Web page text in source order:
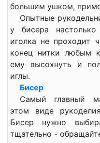
большим ушком,
Опытные
у бисера
иголка не проходит
конец нитки любым
ему высохнуть и
иглы.
Бисер
Самый главный
этом виде
Бисер нужно
тщательно -